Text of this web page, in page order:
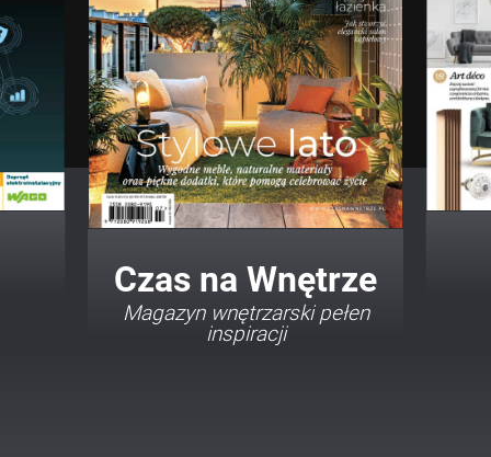
Twój Dom Twój Styl
Porady i inspiracje w
najmodniejszych stylach